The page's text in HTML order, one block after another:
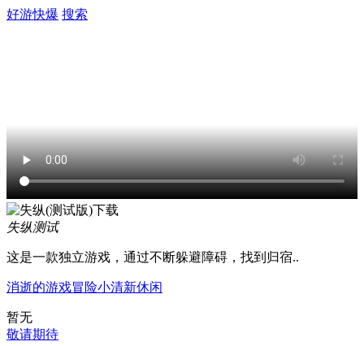
好游快爆 搜索
失纵测试
这是一款独立游戏，通过不断躲避障碍，找到归宿..
消逝的游戏冒险小清新休闲
暂无
敬请期待